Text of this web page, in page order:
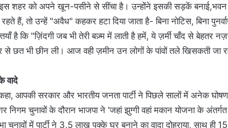
शहर को अपने खून-पसीने से सींचा है। उन्होंने इसकी सड़कें
हैं, तो उन्हें "अवैध" कहकर हटा दिया जाता है- बिना नोटिस, बिना
है कि "ज़िंदगी जब भी तेरी बज़्म में लाती है हमें, ये ज़र्मी चाँद से
छत भी छीन ली। आज वही ज़मीन उन लोगों के पांवों तले खिसकती जा
वादे
आपकी सरकार और भारतीय जनता पार्टी ने पिछले सालों में अनेक
निगम चुनावों के दौरान भाजपा ने 'जहां झुग्गी वहां मकान योजना के
चुनावों में पार्टी ने 3.5 लाख पक्के घर बनाने का वादा दोहराया, साथ